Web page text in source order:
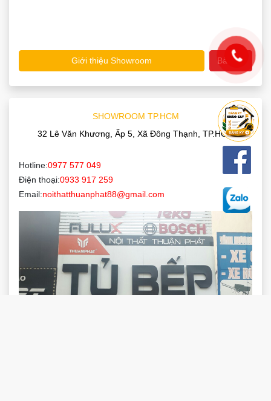
Giới thiệu Showroom Bản đồ
SHOWROOM TP.HCM
32 Lê Văn Khương, Ấp 5, Xã Đông Thạnh, TP.HCM
Hotline:0977 577 049
Điện thoại:0933 917 259
Email:noithatthuanphat88@gmail.com